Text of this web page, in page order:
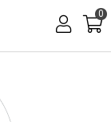
0